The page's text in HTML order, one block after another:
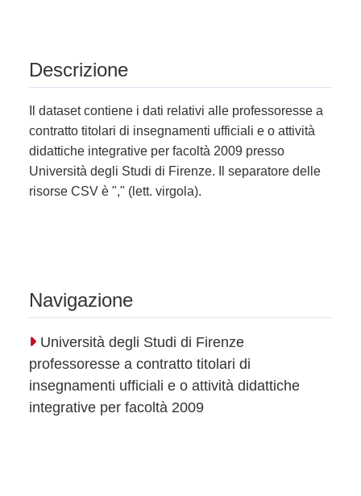
Descrizione
Il dataset contiene i dati relativi alle professoresse a
contratto titolari di insegnamenti ufficiali e o attività
didattiche integrative per facoltà 2009 presso
Università degli Studi di Firenze. Il separatore delle
risorse CSV è "," (lett. virgola).
Navigazione
Università degli Studi di Firenze
professoresse a contratto titolari di
insegnamenti ufficiali e o attività didattiche
integrative per facoltà 2009